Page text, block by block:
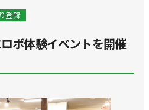
登録
ボ体験イベントを開催